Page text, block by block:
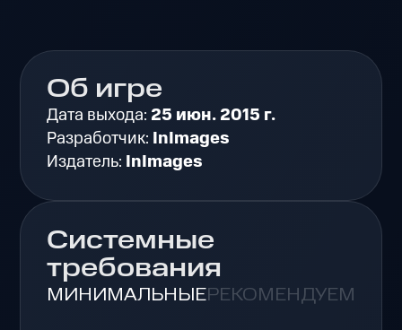
Об игре
Дата выхода: 25 июн. 2015 г.
Разработчик: InImages
Издатель: InImages
Системные
требования
МИНИМАЛЬНЫЕРЕКОМЕНДУЕМЫЕ